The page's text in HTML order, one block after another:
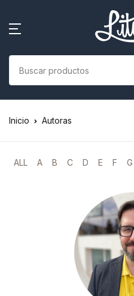
Inicio Autoras
ALL A B C D E F G